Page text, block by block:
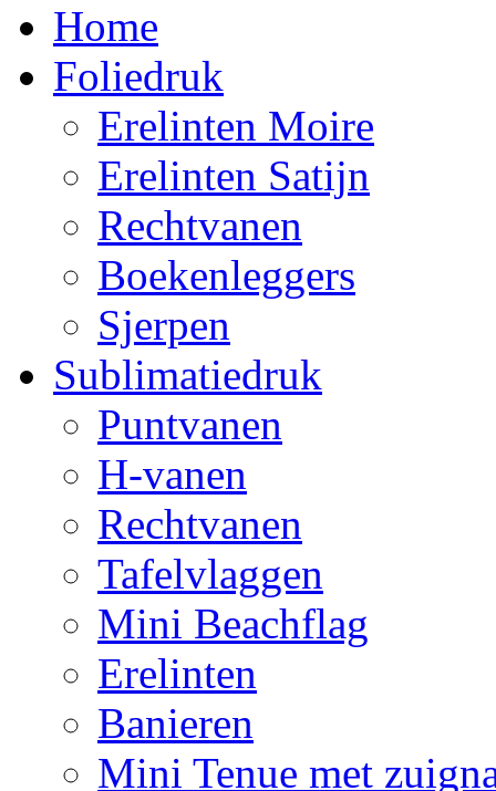
Home
Foliedruk
Erelinten Moire
Erelinten Satijn
Rechtvanen
Boekenleggers
Sjerpen
Sublimatiedruk
Puntvanen
H-vanen
Rechtvanen
Tafelvlaggen
Mini Beachflag
Erelinten
Banieren
Mini Tenue met